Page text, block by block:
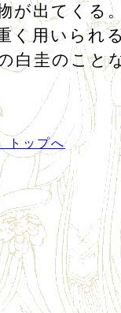
が出てくる
く用いられ
白圭のこと
トップへ